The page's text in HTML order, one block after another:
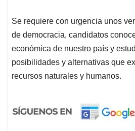
Se requiere con urgencia unos
de democracia, candidatos
económica de nuestro país y
posibilidades y alternativas que
recursos naturales y humanos.